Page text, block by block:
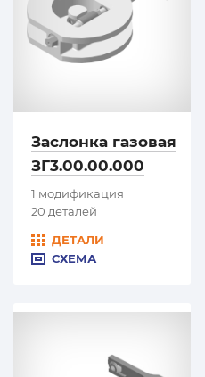
Заслонка газовая
ЗГ3.00.00.000
1 модификация
20 деталей
ДЕТАЛИ
СХЕМА